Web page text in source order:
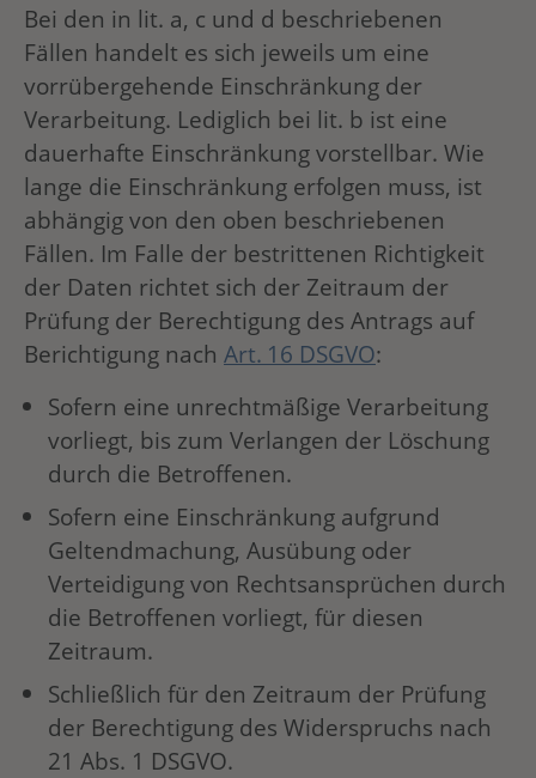
Bei den in lit. a, c und d beschriebenen
Fällen handelt es sich jeweils um eine
vorrübergehende Einschränkung der
Verarbeitung. Lediglich bei lit. b ist eine
dauerhafte Einschränkung vorstellbar. Wie
lange die Einschränkung erfolgen muss, ist
abhängig von den oben beschriebenen
Fällen. Im Falle der bestrittenen Richtigkeit
der Daten richtet sich der Zeitraum der
Prüfung der Berechtigung des Antrags auf
Berichtigung nach Art. 16 DSGVO:
Sofern eine unrechtmäßige Verarbeitung
vorliegt, bis zum Verlangen der Löschung
durch die Betroffenen.
Sofern eine Einschränkung aufgrund
Geltendmachung, Ausübung oder
Verteidigung von Rechtsansprüchen durch
die Betroffenen vorliegt, für diesen
Zeitraum.
Schließlich für den Zeitraum der Prüfung
der Berechtigung des Widerspruchs nach
21 Abs. 1 DSGVO.